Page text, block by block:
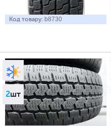
Код товару: b8730
2шт